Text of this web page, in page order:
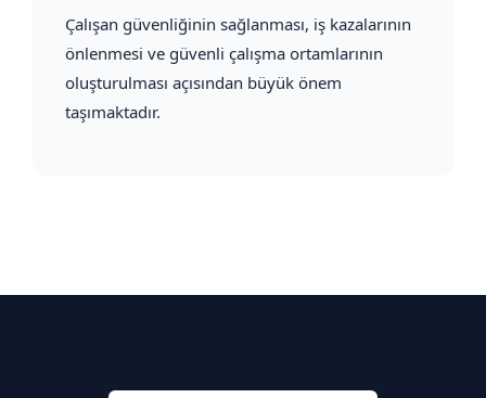
Çalışan güvenliğinin sağlanması, iş kazalarının
önlenmesi ve güvenli çalışma ortamlarının
oluşturulması açısından büyük önem
taşımaktadır.